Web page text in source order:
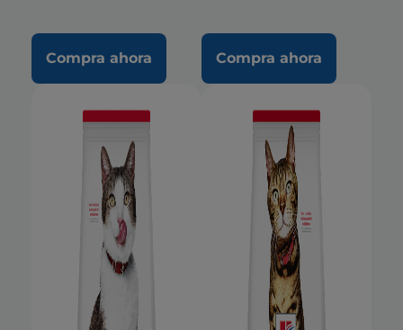
Compra ahora Compra ahora